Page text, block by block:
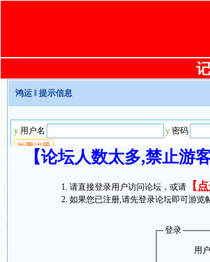
鸿运 ‖ 提示信息
【论坛人数太多,禁止
请直接登录用户访问论坛，或请 【
如果您已注册,请先登录论坛即可游览
登录
用